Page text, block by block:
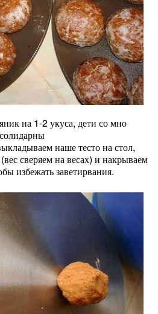
на 1-2 укуса, дети со мно
солидарны
наше тесто на стол,
сверяем на весах) и накрываем
избежать заветирвания.